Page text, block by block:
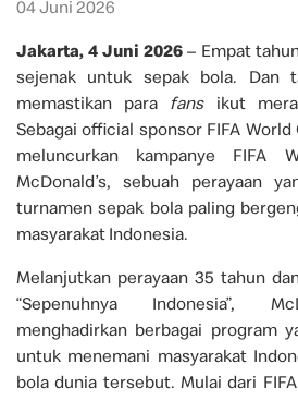
04 Juni 2026
Jakarta, 4 Juni 2026 – Empat
sejenak untuk sepak bola. Dan
memastikan para fansikut
Sebagai official sponsor FIFA World
meluncurkan kampanye FIFA
McDonald’s, sebuah perayaan
turnamen sepak bola paling
masyarakat Indonesia.
Melanjutkan perayaan 35 tahun
“Sepenuhnya Indonesia”,
menghadirkan berbagai program
untuk menemani masyarakat
bola dunia tersebut. Mulai dari